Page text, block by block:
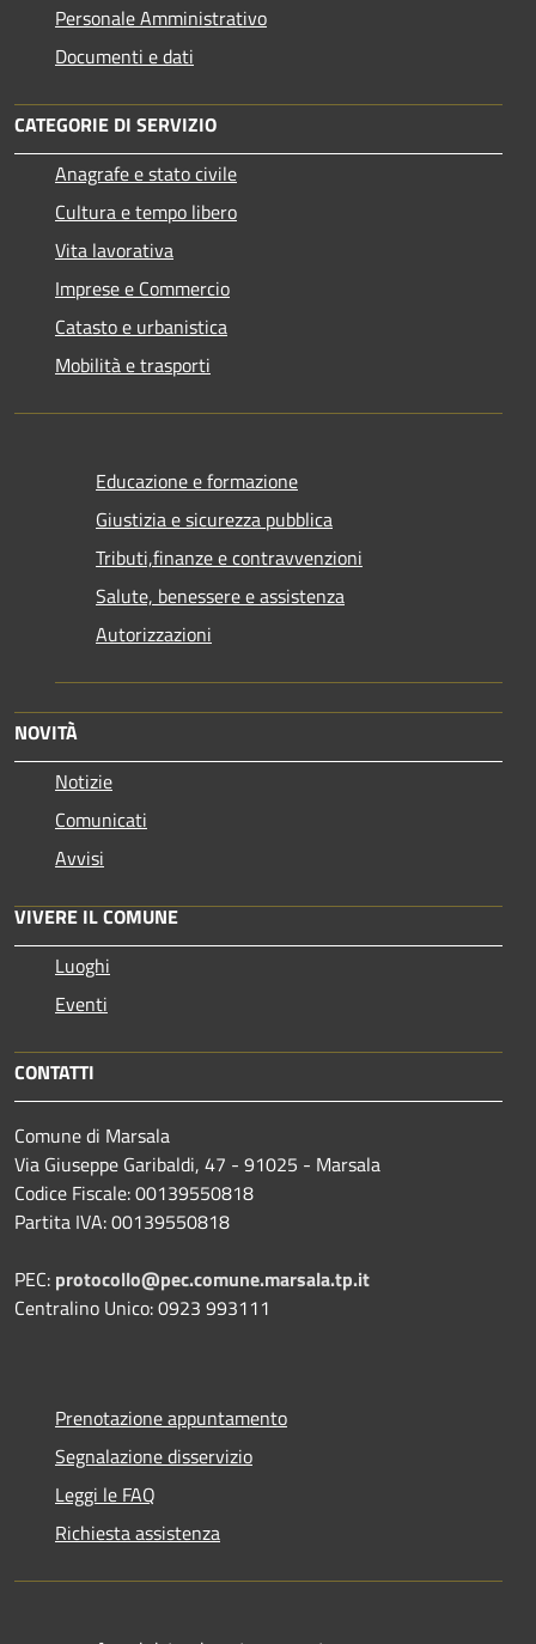
Personale Amministrativo
Documenti e dati
CATEGORIE DI SERVIZIO
Anagrafe e stato civile
Cultura e tempo libero
Vita lavorativa
Imprese e Commercio
Catasto e urbanistica
Mobilità e trasporti
Educazione e formazione
Giustizia e sicurezza pubblica
Tributi,finanze e contravvenzioni
Salute, benessere e assistenza
Autorizzazioni
NOVITÀ
Notizie
Comunicati
Avvisi
VIVERE IL COMUNE
Luoghi
Eventi
CONTATTI
Comune di Marsala
Via Giuseppe Garibaldi, 47 - 91025 - Marsala
Codice Fiscale: 00139550818
Partita IVA: 00139550818
PEC: protocollo@pec.comune.marsala.tp.it
Centralino Unico: 0923 993111
Prenotazione appuntamento
Segnalazione disservizio
Leggi le FAQ
Richiesta assistenza